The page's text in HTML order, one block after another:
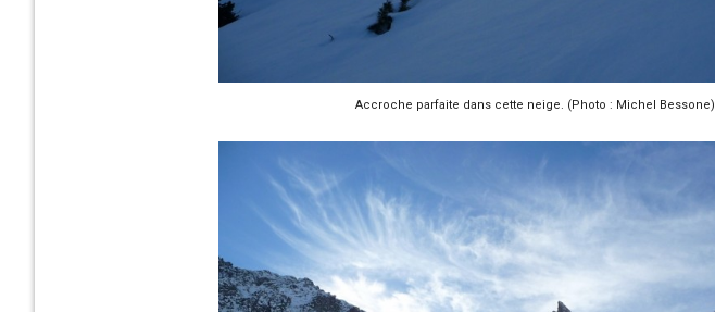
Accroche parfaite dans cette neige. (Photo : Michel Bessone)